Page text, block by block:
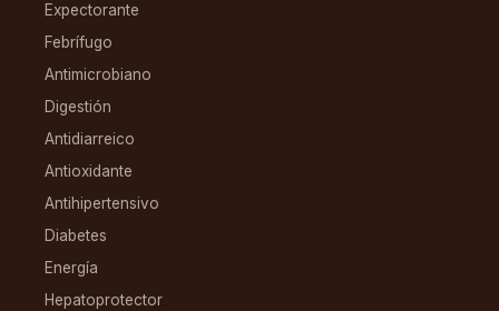
Expectorante
Febrífugo
Antimicrobiano
Digestión
Antidiarreico
Antioxidante
Antihipertensivo
Diabetes
Energía
Hepatoprotector